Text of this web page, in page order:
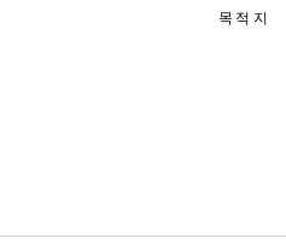
목적지